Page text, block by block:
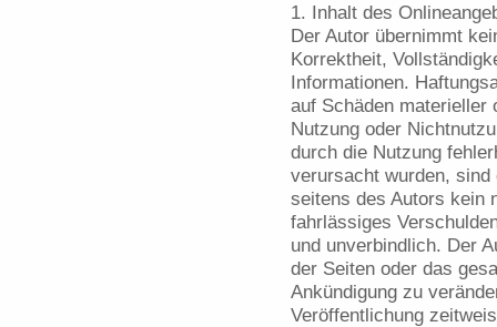
1. Inhalt des
Der Autor übernimmt
Korrektheit,
Informationen.
auf Schäden materieller
Nutzung oder
durch die Nutzung
verursacht wurden,
seitens des Autors kein
fahrlässiges
und unverbindlich. Der
der Seiten oder das
Ankündigung zu
Veröffentlichung